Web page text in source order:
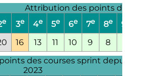
Attribution des points
e 3e 4e 5e 6e 7e 8e 9
16 13 11 10 9 8
des courses sprint depuis
2023